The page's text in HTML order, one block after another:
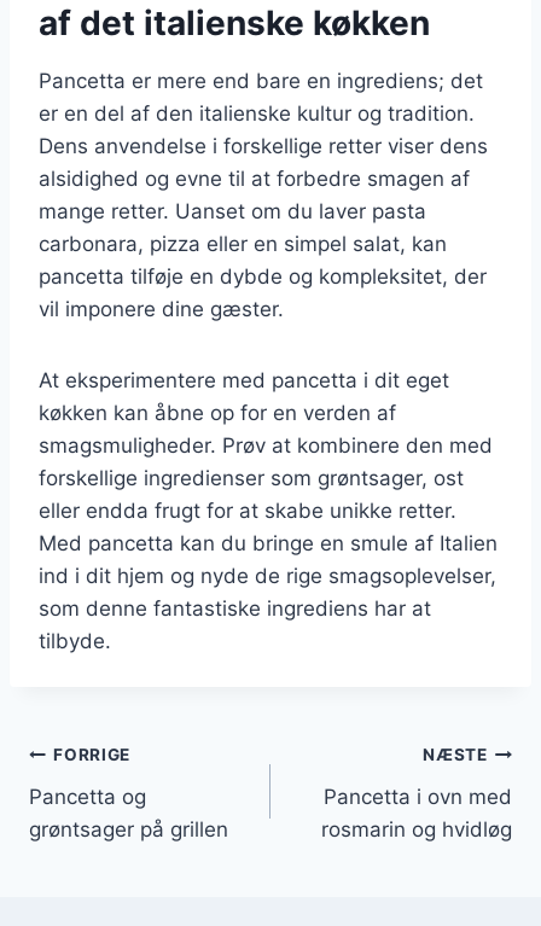
af det italienske køkken
Pancetta er mere end bare en ingrediens; det
er en del af den italienske kultur og tradition.
Dens anvendelse i forskellige retter viser dens
alsidighed og evne til at forbedre smagen af
mange retter. Uanset om du laver pasta
carbonara, pizza eller en simpel salat, kan
pancetta tilføje en dybde og kompleksitet, der
vil imponere dine gæster.
At eksperimentere med pancetta i dit eget
køkken kan åbne op for en verden af
smagsmuligheder. Prøv at kombinere den med
forskellige ingredienser som grøntsager, ost
eller endda frugt for at skabe unikke retter.
Med pancetta kan du bringe en smule af Italien
ind i dit hjem og nyde de rige smagsoplevelser,
som denne fantastiske ingrediens har at
tilbyde.
Indlægsnavigation
FORRIGE
Pancetta og
grøntsager på grillen
NÆSTE
Pancetta i ovn med
rosmarin og hvidløg